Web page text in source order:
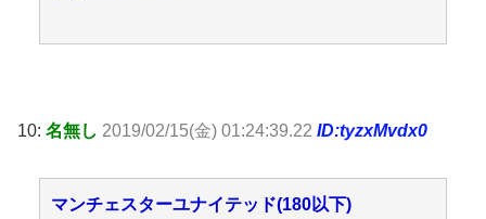
10: 名無し 2019/02/15(金) 01:24:39.22 ID:tyzxMvdx0
マンチェスターユナイテッド(180以下)